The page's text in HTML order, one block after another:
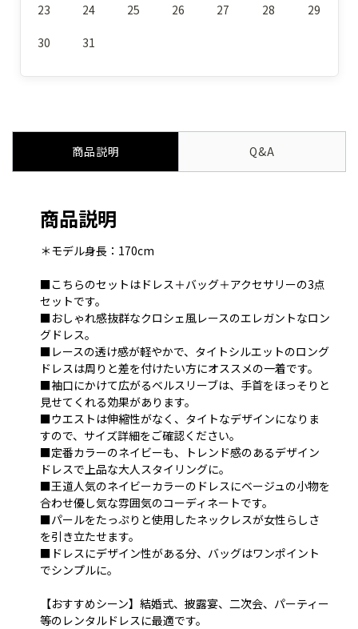
23 24 25 26 27 28 29
30 31
商品説明 Q&A
商品説明
＊モデル身長：170cm
■こちらのセットはドレス＋バッグ＋アクセサリーの3点
セットです。
■おしゃれ感抜群なクロシェ風レースのエレガントなロン
グドレス。
■レースの透け感が軽やかで、タイトシルエットのロング
ドレスは周りと差を付けたい方にオススメの一着です。
■袖口にかけて広がるベルスリーブは、手首をほっそりと
見せてくれる効果があります。
■ウエストは伸縮性がなく、タイトなデザインになりま
すので、サイズ詳細をご確認ください。
■定番カラーのネイビーも、トレンド感のあるデザイン
ドレスで上品な大人スタイリングに。
■王道人気のネイビーカラーのドレスにベージュの小物を
合わせ優し気な雰囲気のコーディネートです。
■パールをたっぷりと使用したネックレスが女性らしさ
を引き立たせます。
■ドレスにデザイン性がある分、バッグはワンポイント
でシンプルに。
【おすすめシーン】結婚式、披露宴、二次会、パーティー
等のレンタルドレスに最適です。